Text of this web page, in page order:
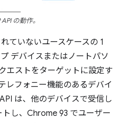
の動作。
ていないユースケースの 1
デバイスまたはノートパソ
エストをターゲットに設定す
レフォニー機能のあるデバイ
は、他のデバイスで受信し
し、Chrome 93 でユーザー